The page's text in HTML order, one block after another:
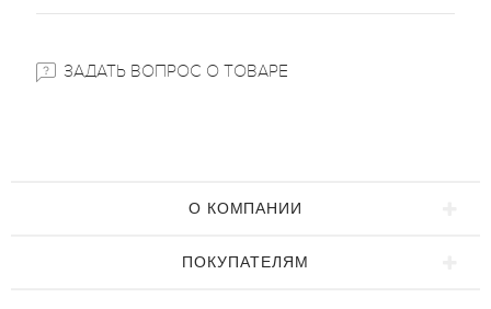
ЗАДАТЬ ВОПРОС О ТОВАРЕ
О КОМПАНИИ
ПОКУПАТЕЛЯМ